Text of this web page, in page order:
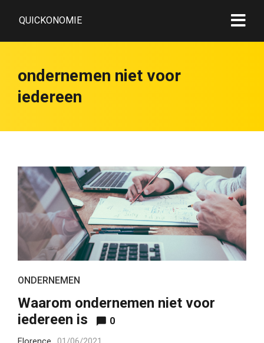
QUICKONOMIE
ondernemen niet voor
iedereen
ONDERNEMEN
Waarom ondernemen niet voor
iedereen is
0